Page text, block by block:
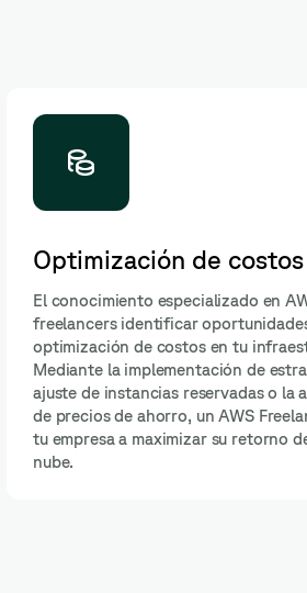
Optimización de costos
El conocimiento especializado en
freelancers identificar
optimización de costos en tu
Mediante la implementación de
ajuste de instancias reservadas o la
de precios de ahorro, un AWS
tu empresa a maximizar su retorno
nube.